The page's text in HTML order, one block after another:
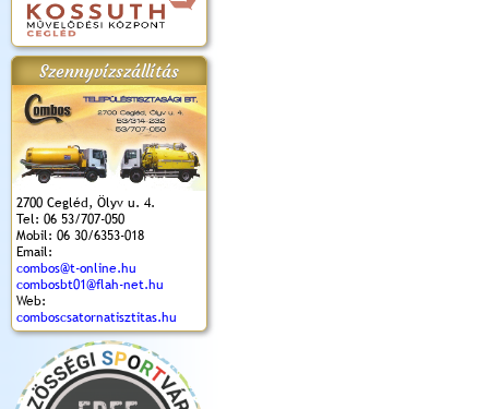
Szennyvízszállítás
2700 Cegléd, Ölyv u. 4.
Tel: 06 53/707-050
Mobil: 06 30/6353-018
Email:
combos@t-online.hu
combosbt01@flah-net.hu
Web:
comboscsatornatisztitas.hu
2018.
Kossuth Toborzó
Ünnepély
Szent István Ünnepe
(2017. 08. 20.)